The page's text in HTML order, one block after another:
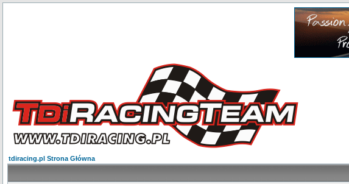
tdiracing.pl Strona Główna